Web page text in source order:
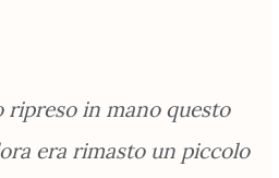
ripreso in mano questo
era rimasto un piccolo